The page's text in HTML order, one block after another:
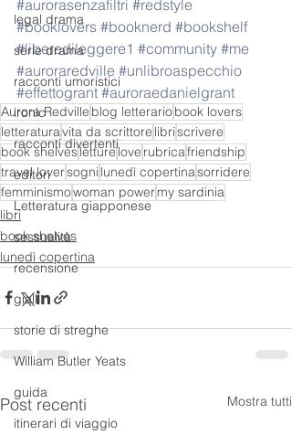
legal drama
serie drama
racconti umoristici
ironic
racconti divertenti
editori
Letteratura giapponese
sessualità
recensione
gialli
storie di streghe
William Butler Yeats
guida
itinerari di viaggio
#aurorasenzafiltri #redstyle
#booklovers #booknerd #bookshelf
#liberedileggere1 #community #me
#auroraredville #unlibroaspecchio
#effettogrant #auroraedanielgrant
Aurora Redville blog letterariobook lovers
letteraturavita da scrittore libriscrivere
book shelvesletturelove rubricafriendship
travel loversogni lunedì copertinasorridere
femminismowoman powermy sardinia
libri
book shelves
lunedì copertina
Post recenti Mostra tutti